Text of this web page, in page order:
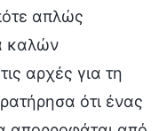
απλώς
καλών
αρχές για τη
ότι ένας